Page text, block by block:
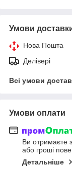
Умови
Нова Пошта
Делівері
Всі умови
Умови оплати
Ви отримаєте
або гроші
Детальніше